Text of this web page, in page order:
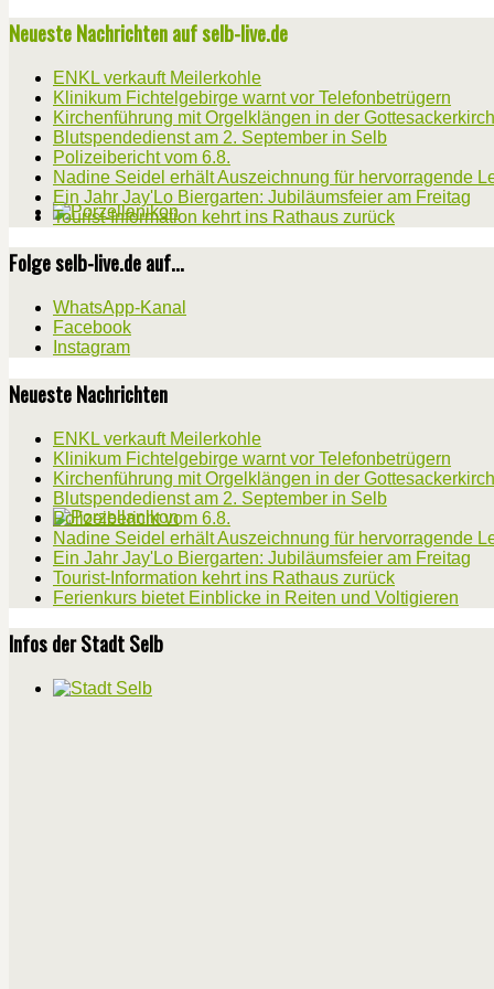
Neueste Nachrichten auf selb-live.de
ENKL verkauft Meilerkohle
Klinikum Fichtelgebirge warnt vor Telefonbetrügern
Kirchenführung mit Orgelklängen in der
Blutspendedienst am 2. September in Selb
Polizeibericht vom 6.8.
Nadine Seidel erhält Auszeichnung für hervorragende
Ein Jahr Jay'Lo Biergarten: Jubiläumsfeier am Freitag
Tourist-Information kehrt ins Rathaus zurück
Folge selb-live.de auf...
WhatsApp-Kanal
Facebook
Instagram
Neueste Nachrichten
ENKL verkauft Meilerkohle
Klinikum Fichtelgebirge warnt vor Telefonbetrügern
Kirchenführung mit Orgelklängen in der
Blutspendedienst am 2. September in Selb
Polizeibericht vom 6.8.
Nadine Seidel erhält Auszeichnung für hervorragende
Ein Jahr Jay'Lo Biergarten: Jubiläumsfeier am Freitag
Tourist-Information kehrt ins Rathaus zurück
Ferienkurs bietet Einblicke in Reiten und Voltigieren
Infos der Stadt Selb